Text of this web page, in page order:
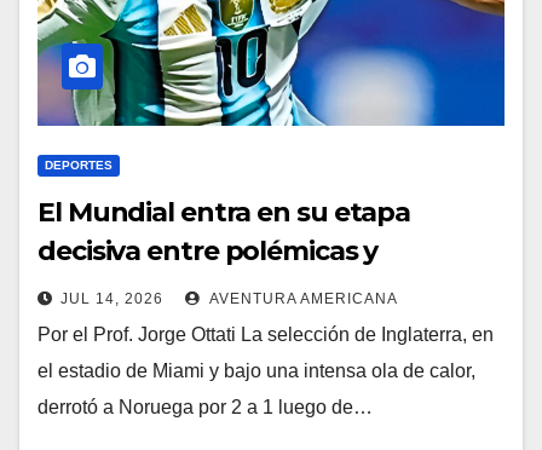
DEPORTES
El Mundial entra en su etapa
decisiva entre polémicas y
emociones
JUL 14, 2026 AVENTURA AMERICANA
Por el Prof. Jorge Ottati La selección de Inglaterra, en
el estadio de Miami y bajo una intensa ola de calor,
derrotó a Noruega por 2 a 1 luego de…